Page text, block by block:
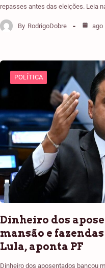
repasses antes das eleições. Leia
By RodrigoDobre ago
POLÍTICA
Dinheiro dos
mansão e
Lula, aponta PF
Dinheiro dos aposentados bancou